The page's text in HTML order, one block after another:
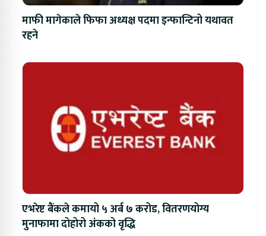
माफी मागेकाले फिफा अध्यक्ष पदमा इन्फान्टिनो यथावत
रहने
एभरेष्ट बैंकले कमायो ५ अर्ब ७ करोड, वितरणयोग्य
मुनाफामा दोहोरो अंकको वृद्धि